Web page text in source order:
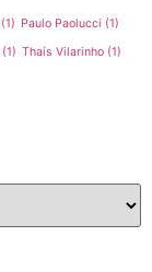
(1) Paulo Paolucci (1)
(1) Thaís Vilarinho (1)